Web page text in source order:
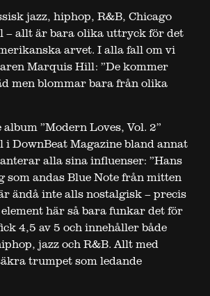
jazz, hiphop, R&B, Chicago
– allt är bara olika uttryck för det
arvet. I alla fall om vi
Marquis Hill: ”De kommer
men blommar bara från olika
”Modern Loves, Vol. 2”
DownBeat Magazine bland annat
alla sina influenser: ”Hans
som andas Blue Note från mitten
ändå inte alls nostalgisk – precis
här så bara funkar det för
4,5 av 5 och innehåller både
jazz och R&B. Allt med
trumpet som ledande